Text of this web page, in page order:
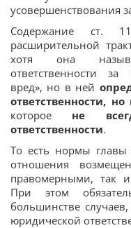
усовершенствования
Содержание ст.
расширительной
хотя она
ответственности
вред», но в ней
ответственности,
которое не
ответственности.
То есть нормы главы
отношения
правомерными, так
При этом
большинстве
юридической